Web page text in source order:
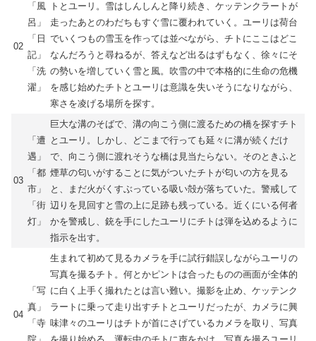
02
「風
呂」
「日
記」
「洗
濯」
トとユーリ。雪はしんしんと降り続き、ケッテンクラートが
走ったあとのわだちもすぐ雪に覆われていく。ユーリは荷台
でいくつもの雪玉を作っては並べながら、チトにここはどこ
なんだろうと尋ねるが、答えなど出るはずもなく、徐々にそ
の勢いを増していく雪と風。吹雪の中で本格的に生命の危機
を感じ始めたチトとユーリは意識を失いそうになりながら、
寒さを凌げる場所を探す。
03
「遭
遇」
「都
市」
「街
灯」
巨大な溝のそばで、溝の向こう側に渡るための橋を探すチト
とユーリ。しかし、どこまで行っても延々に溝が続くだけ
で、向こう側に渡れそうな橋は見当たらない。そのときふと
煙草の匂いがすることに気がついたチトが匂いの方を見る
と、まだ火がくすぶっている吸い殻が落ちていた。警戒して
辺りを見回すと雪の上に足跡も残っている。近くにいる何者
かを警戒し、銃を手にしたユーリにチトは弾を込めるように
指示を出す。
04
「写
真」
「寺
生まれて初めて見るカメラを手に試行錯誤しながらユーリの
写真を撮るチト。何とかピントは合ったものの画面が全体的
に白く上手く撮れたとは言い難い。撮影を止め、ケッテンク
ラートに乗って走り出すチトとユーリだったが、カメラに興
味津々のユーリはチトが首にさげているカメラを取り、写真